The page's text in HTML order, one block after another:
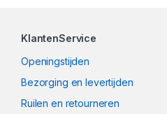
KlantenService
Openingstijden
Bezorging en levertijden
Ruilen en retourneren